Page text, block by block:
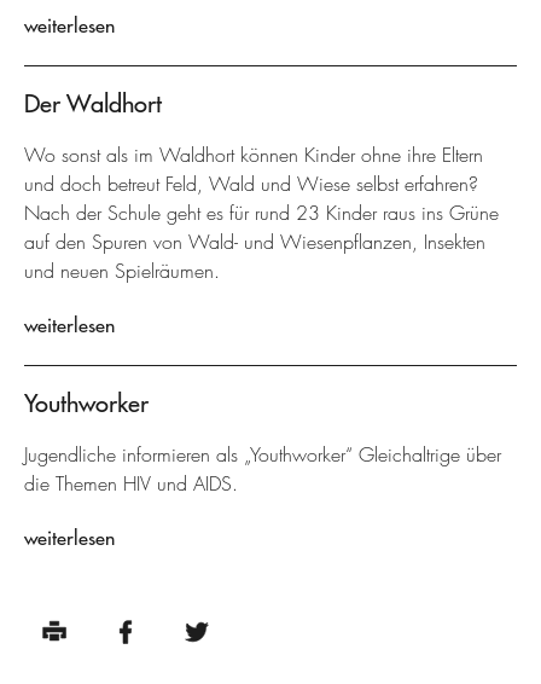
weiterlesen
Der Waldhort
Wo sonst als im Waldhort können Kinder ohne ihre Eltern
und doch betreut Feld, Wald und Wiese selbst erfahren?
Nach der Schule geht es für rund 23 Kinder raus ins Grüne
auf den Spuren von Wald- und Wiesenpflanzen, Insekten
und neuen Spielräumen.
weiterlesen
Youthworker
Jugendliche informieren als „Youthworker“ Gleichaltrige über
die Themen HIV und AIDS.
weiterlesen